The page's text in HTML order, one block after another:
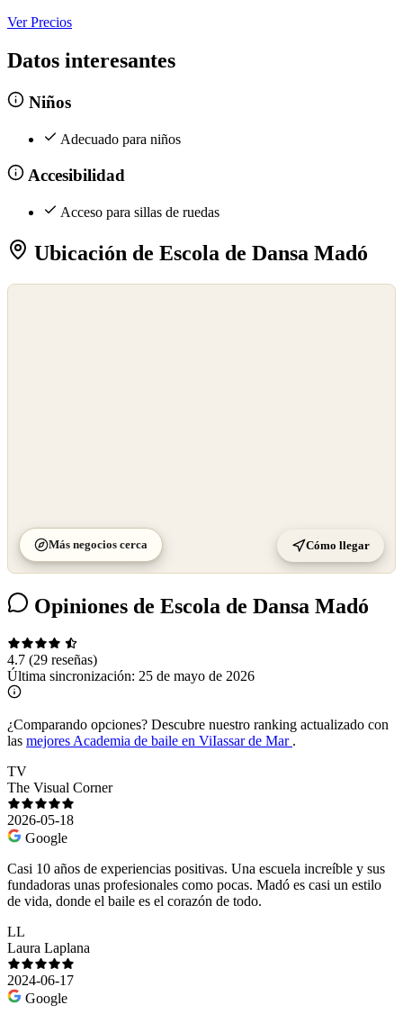
Ver Precios
Datos interesantes
Niños
Adecuado para niños
Accesibilidad
Acceso para sillas de ruedas
Ubicación de Escola de Dansa Madó
Más negocios cerca Cómo llegar
Opiniones de Escola de Dansa Madó
4.7 (29 reseñas)
Última sincronización: 25 de mayo de 2026
¿Comparando opciones? Descubre nuestro ranking actualizado con
las mejores Academia de baile en ViIassar de Mar .
TV
The Visual Corner
2026-05-18
Google
Casi 10 años de experiencias positivas. Una escuela increíble y sus
fundadoras unas profesionales como pocas. Madó es casi un estilo
de vida, donde el baile es el corazón de todo.
LL
Laura Laplana
2024-06-17
Google